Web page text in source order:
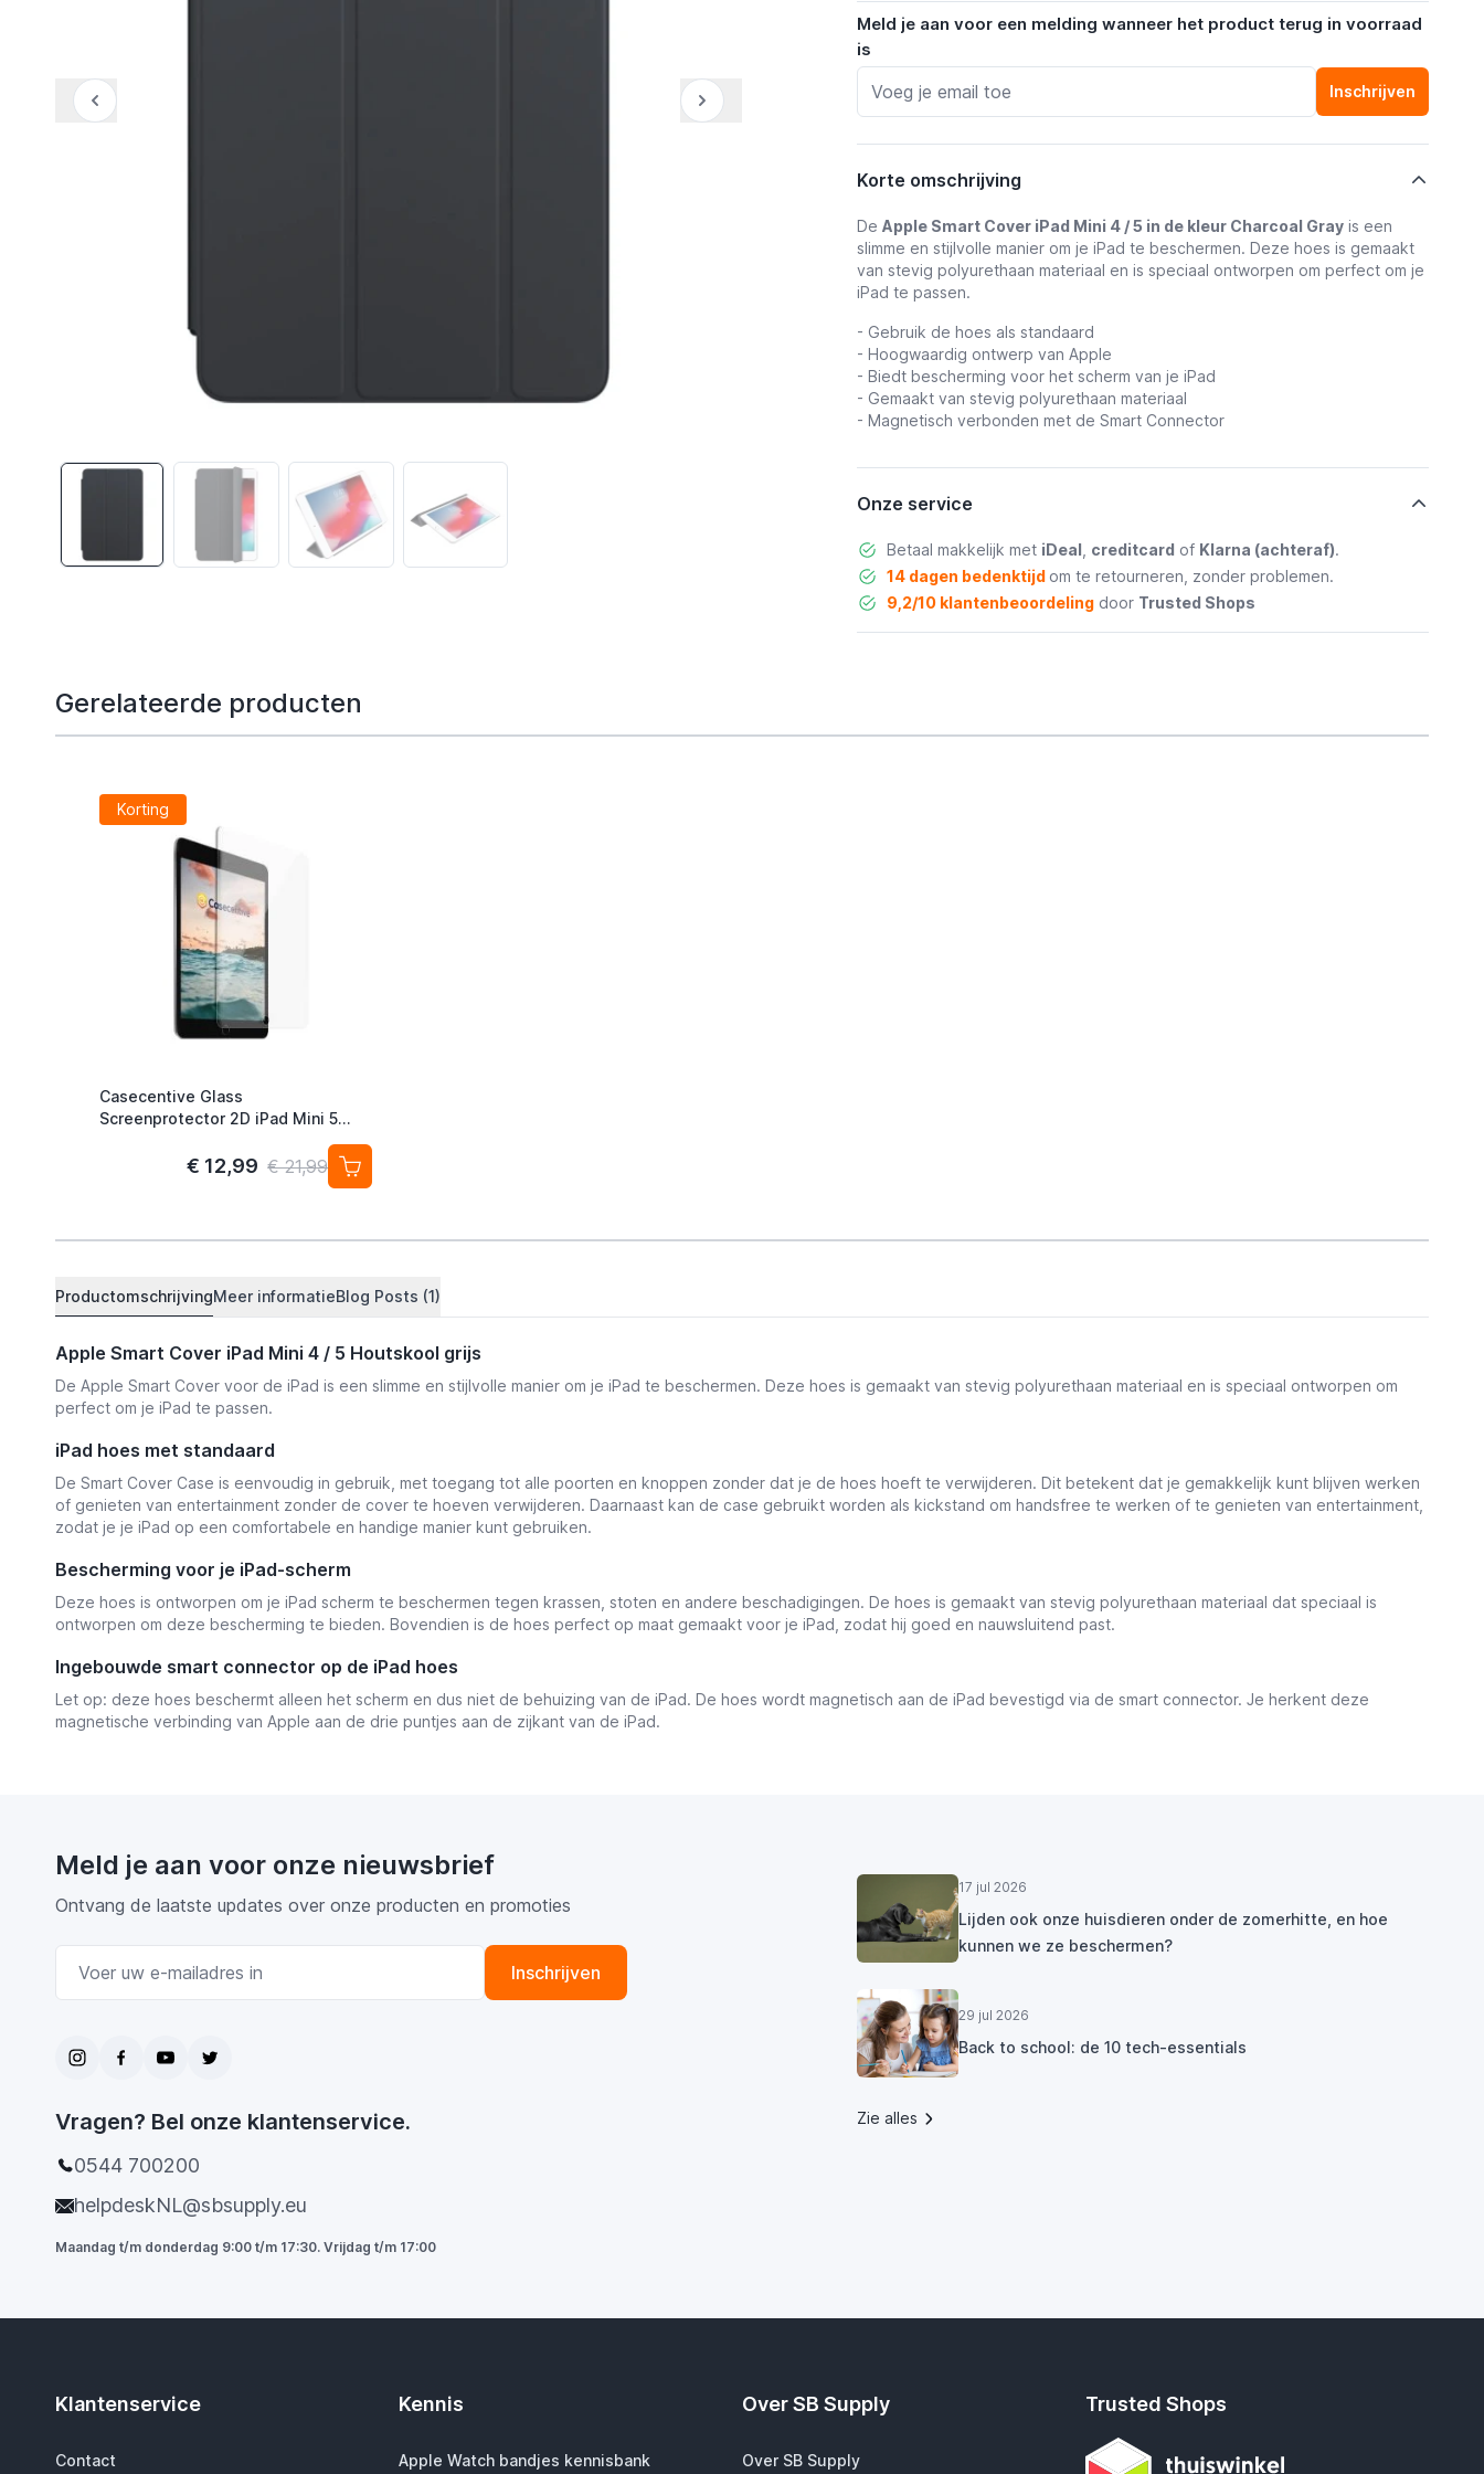
Meld je aan voor een melding wanneer het product terug in voorraad
is
Inschrijven
Korte omschrijving
De Apple Smart Cover iPad Mini 4 / 5 in de kleur Charcoal Grayis een
slimme en stijlvolle manier om je iPad te beschermen. Deze hoes is gemaakt
van stevig polyurethaan materiaal en is speciaal ontworpen om perfect om je
iPad te passen.
- Gebruik de hoes als standaard
- Hoogwaardig ontwerp van Apple
- Biedt bescherming voor het scherm van je iPad
- Gemaakt van stevig polyurethaan materiaal
- Magnetisch verbonden met de Smart Connector
Onze service
Betaal makkelijk met iDeal creditcard of Klarna (achteraf).
14 dagen bedenktijd om te retourneren, zonder problemen.
9,2/10 klantenbeoordelingdoor Trusted Shops
Gerelateerde producten
Korting
Casecentive Glass
Screenprotector 2D iPad Mini 5
€ 12,99 € 21,99
ProductomschrijvingMeer informatieBlog Posts (1)
Apple Smart Cover iPad Mini 4 / 5 Houtskool grijs
De Apple Smart Cover voor de iPad is een slimme en stijlvolle manier om je iPad te beschermen. Deze hoes is gemaakt van stevig polyurethaan materiaal en is speciaal ontworpen om
perfect om je iPad te passen.
iPad hoes met standaard
De Smart Cover Case is eenvoudig in gebruik, met toegang tot alle poorten en knoppen zonder dat je de hoes hoeft te verwijderen. Dit betekent dat je gemakkelijk kunt blijven werken
of genieten van entertainment zonder de cover te hoeven verwijderen. Daarnaast kan de case gebruikt worden als kickstand om handsfree te werken of te genieten van entertainment,
zodat je je iPad op een comfortabele en handige manier kunt gebruiken.
Bescherming voor je iPad-scherm
Deze hoes is ontworpen om je iPad scherm te beschermen tegen krassen, stoten en andere beschadigingen. De hoes is gemaakt van stevig polyurethaan materiaal dat speciaal is
ontworpen om deze bescherming te bieden. Bovendien is de hoes perfect op maat gemaakt voor je iPad, zodat hij goed en nauwsluitend past.
Ingebouwde smart connector op de iPad hoes
Let op: deze hoes beschermt alleen het scherm en dus niet de behuizing van de iPad. De hoes wordt magnetisch aan de iPad bevestigd via de smart connector. Je herkent deze
magnetische verbinding van Apple aan de drie puntjes aan de zijkant van de iPad.
Meld je aan voor onze nieuwsbrief
Ontvang de laatste updates over onze producten en promoties
Inschrijven
Vragen? Bel onze klantenservice.
0544 700200
helpdeskNL@sbsupply.eu
Maandag t/m donderdag 9:00 t/m 17:30. Vrijdag t/m 17:00
17 jul 2026
Lijden ook onze huisdieren onder de zomerhitte, en hoe
kunnen we ze beschermen?
29 jul 2026
Back to school: de 10 tech-essentials
Zie alles
Klantenservice
Contact
Kennis
Apple Watch bandjes kennisbank
Over SB Supply
Over SB Supply
Trusted Shops